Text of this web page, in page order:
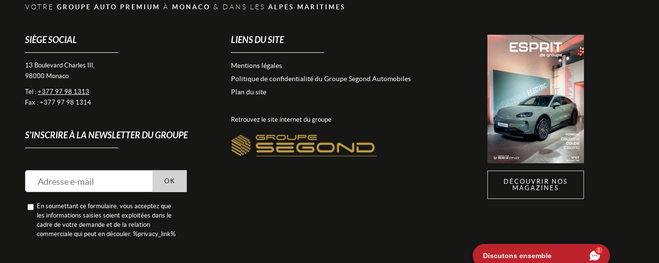
VOTRE GROUPE AUTO PREMIUM À MONACO & DANS LES ALPES MARITIMES
SIÈGE SOCIAL
13 Boulevard Charles III,
98000 Monaco
Tel : +377 97 98 1313
Fax : +377 97 98 1314
S'INSCRIRE À LA NEWSLETTER DU GROUPE
En soumettant ce formulaire, vous acceptez que
les informations saisies soient exploitées dans le
cadre de votre demande et de la relation
commerciale qui peut en découler. %privacy_link%
OK
LIENS DU SITE
Mentions légales
Politique de confidentialité du Groupe Segond Automobiles
Plan du site
Retrouvez le site internet du groupe
DÉCOUVRIR NOS
MAGAZINES
Discutons ensemble
1